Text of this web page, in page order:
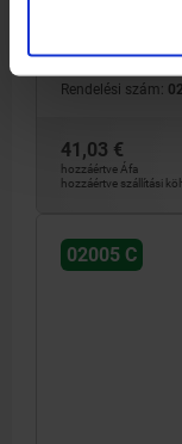
TERHELHETŐSÉG
Rendelési szám:
41,03 €
hozzáértve Áfa
hozzáértve szállítási
02005 C